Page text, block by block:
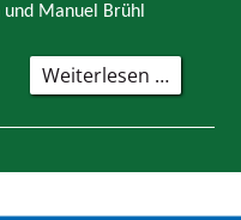
Manuel Brühl
Weiterlesen …102.